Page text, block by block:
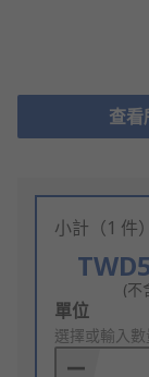
查
小計（1 件
(不
Add
to
Basket
單位
選擇或輸入數